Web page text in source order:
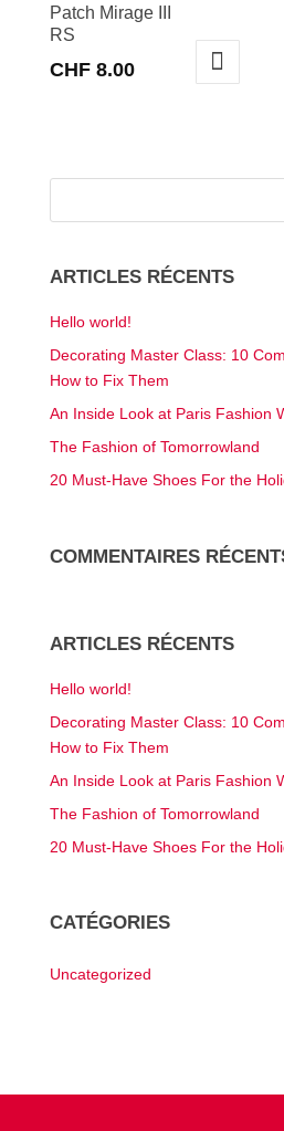
page
du
produit
Patch Mirage III
RS
CHF8.00
ARTICLES RÉCENTS
Hello world!
Decorating Master Class: 10
How to Fix Them
An Inside Look at Paris Fashion
The Fashion of Tomorrowland
20 Must-Have Shoes For the
COMMENTAIRES
ARTICLES RÉCENTS
Hello world!
Decorating Master Class: 10
How to Fix Them
An Inside Look at Paris Fashion
The Fashion of Tomorrowland
20 Must-Have Shoes For the
CATÉGORIES
Uncategorized